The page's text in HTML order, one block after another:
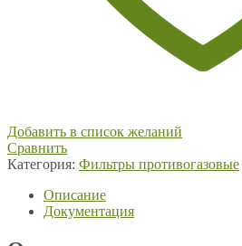
Добавить в список желаний
Сравнить
Категория: Фильтры противогазовые
Описание
Документация